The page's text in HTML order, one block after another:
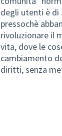
degli utenti è di
pressochè
rivoluzionare il
vita, dove le
cambiamento
diritti, senza